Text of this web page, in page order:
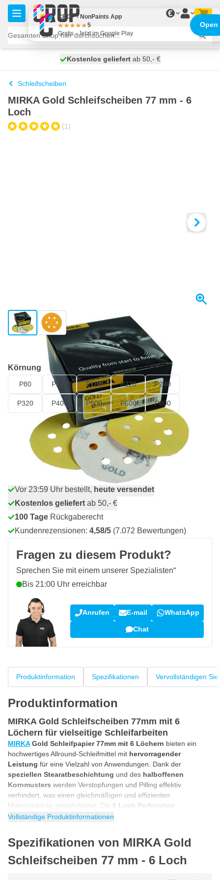
Zum Inhalt springen
€
heute versendet
Kostenlos geliefertab 50,- €
100 Tage
Schleifscheiben
MIRKA Gold Schleifscheiben 77 mm - 6
Loch
(1)
View larger imageView larger image
Heute versendet
Körnung
P80 P120 P180 P220 P240
P320 P400 P500 P600 P800
16,45€ inkl. MwSt
In den Warenkorb
Vor 23:59 Uhr bestellt, heute versendet
Kostenlos geliefert ab 50,- €
100 Tage Rückgaberecht
Kundenrezensionen: 4,58/5 (7.072 Bewertungen)
Fragen zu diesem Produkt?
Sprechen Sie mit einem unserer Spezialisten“
Bis 21:00 Uhr erreichbar
Anrufen E-mail WhatsApp
Chat
Produktinformation Spezifikationen Vervollständigen
Produktinformation
MIRKA Gold Schleifscheiben 77mm mit 6
Löchern für vielseitige Schleifarbeiten
MIRKAGold Schleifpapier 77mm mit 6 Löchern bieten ein
hochwertiges Allround-Schleifmittel mit hervorragender
Leistung für eine Vielzahl von Anwendungen. Dank der
speziellen Stearatbeschichtung und des halboffenen
Kornmusters werden Verstopfungen und Pilling effektiv
verhindert, was einen gleichmäßigen und effizienten
Materialabtrag gewährleistet. Die 6 Loch Perforation
unterstützt eine effektive Staubabsaugung
Kunststoff und Metall, ist dieses 77-mm-Scheibenschleifpapier
eine zuverlässige Wahl für Profis und fortgeschrittene Anwender.
Effizientes Schleifen von Holz, Lack, Kunststoff
Vollständige Produktinformationen
Spezifikationen von MIRKA Gold
Schleifscheiben 77 mm - 6 Loch
CROP - NonPaints App
5
Gratis - Jetzt im Google Play
Open